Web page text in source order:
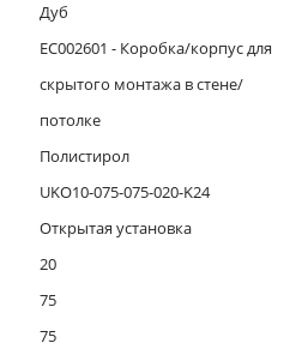
Дуб
EC002601 - Коробка/корпус для
скрытого монтажа в стене/
потолке
Полистирол
UKO10-075-075-020-K24
Открытая установка
20
75
75